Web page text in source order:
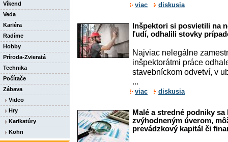
Víkend
Veda
Kariéra
Radíme
Hobby
Príroda-Zvieratá
Technika
Počítače
Zábava
Video
Hry
Karikatúry
Kohn
viac diskusia
Inšpektori si posvietili na
ľudí, odhalili stovky
Najviac nelegálne
inšpektorátmi práce
stavebníckom odvetví, v
...
viac diskusia
Malé a stredné podniky
zvýhodneným úverom,
prevádzkový kapitál či